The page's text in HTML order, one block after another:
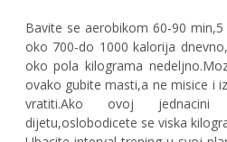
Bavite se aerobikom 60-90
oko 700-do 1000 kalorija
oko pola kilograma
ovako gubite masti,a ne misice i
vratiti.Ako ovoj
dijetu,oslobodicete se viska